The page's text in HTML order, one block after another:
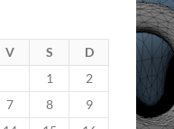
V S
D
1
2
7 8
9